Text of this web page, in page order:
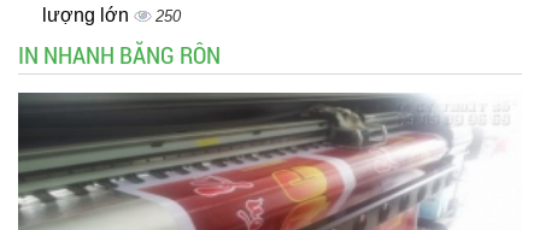
lượng lớn 250
IN NHANH BĂNG RÔN